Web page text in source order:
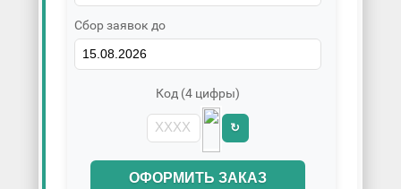
Сбор заявок до
Код (4 цифры)
↻
ОФОРМИТЬ ЗАКАЗ